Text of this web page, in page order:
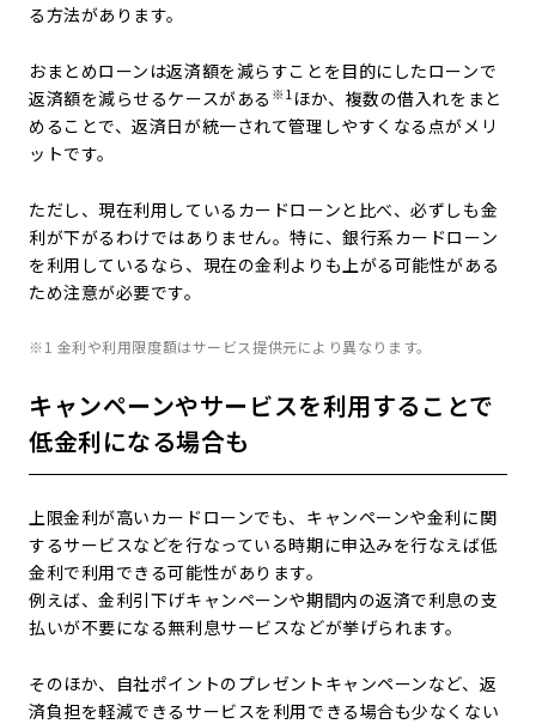
る方法があります。
おまとめローンは返済額を減らすことを目的にしたローンで
返済額を減らせるケースがある ※1 ほか、複数の借入れをまと
めることで、返済日が統一されて管理しやすくなる点がメリ
ットです。
ただし、現在利用しているカードローンと比べ、必ずしも金
利が下がるわけではありません。特に、銀行系カードローン
を利用しているなら、現在の金利よりも上がる可能性がある
ため注意が必要です。
※1 金利や利用限度額はサービス提供元により異なります。
キャンペーンやサービスを利用することで
低金利になる場合も
上限金利が高いカードローンでも、キャンペーンや金利に関
するサービスなどを行なっている時期に申込みを行なえば低
金利で利用できる可能性があります。
例えば、金利引下げキャンペーンや期間内の返済で利息の支
払いが不要になる無利息サービスなどが挙げられます。
そのほか、自社ポイントのプレゼントキャンペーンなど、返
済負担を軽減できるサービスを利用できる場合も少なくない